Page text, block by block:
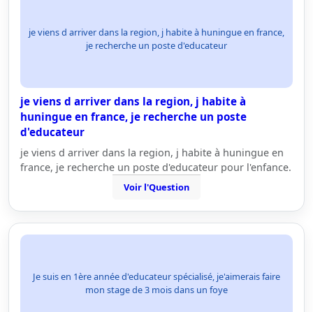
je viens d arriver dans la region, j habite à huningue en france,
je recherche un poste d'educateur
je viens d arriver dans la region, j habite à
huningue en france, je recherche un poste
d'educateur
je viens d arriver dans la region, j habite à huningue en
france, je recherche un poste d'educateur pour l'enfance.
Voir l'Question
Je suis en 1ère année d'educateur spécialisé, je'aimerais faire
mon stage de 3 mois dans un foye